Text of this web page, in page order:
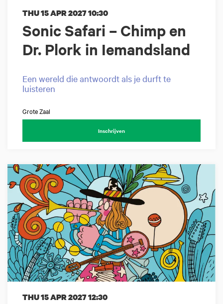
Sonic Safari – Chimp en
Dr. Plork in Iemandsland
THU 15 APR 202710:30
Een wereld die antwoordt als je durft te
luisteren
Grote Zaal
Inschrijven
THU 15 APR 202712:30